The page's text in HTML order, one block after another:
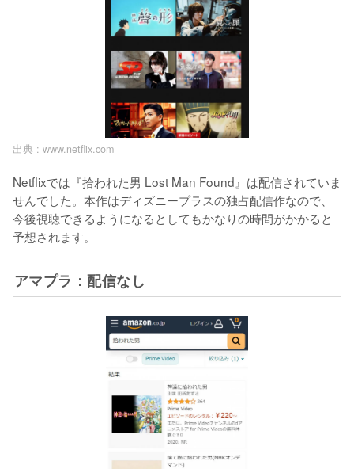
出典 : www.netflix.com
Netflixでは『拾われた男 Lost Man Found』は配信されていま
せんでした。本作はディズニープラスの独占配信作なので、
今後視聴できるようになるとしてもかなりの時間がかかると
予想されます。
アマプラ：配信なし